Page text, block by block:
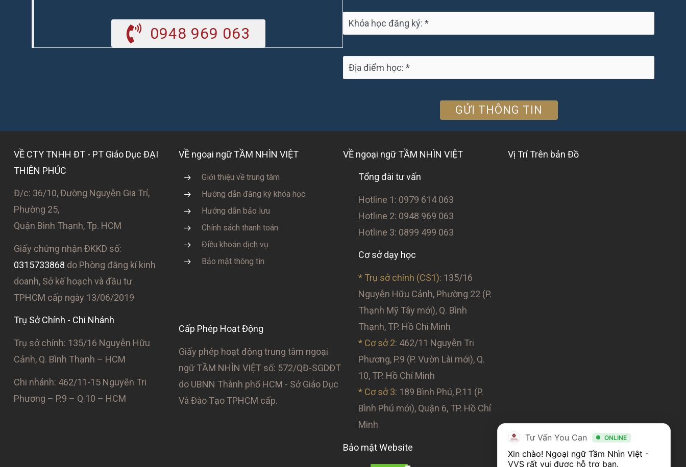
0948 969 063
VỀ CTY TNHH ĐT - PT Giáo Dục ĐẠI
THIÊN PHÚC
Đ/c: 36/10, Đường Nguyễn Gia Trí,
Phường 25,
Quận Bình Thạnh, Tp. HCM
Giấy chứng nhận ĐKKD số:
0315733868 do Phòng đăng kí kinh
doanh, Sở kế hoạch và đầu tư
TPHCM cấp ngày 13/06/2019
Trụ Sở Chính - Chi Nhánh
Trụ sở chính: 135/16 Nguyễn Hữu
Cảnh, Q. Bình Thạnh – HCM
Chi nhánh: 462/11-15 Nguyễn Tri
Phương – P.9 – Q.10 – HCM
VỀ ngoại ngữ TẦM NHÌN VIỆT
Giới thiệu về trung tâm
Hướng dẫn đăng ký khóa học
Hướng dẫn bảo lưu
Chính sách thanh toán
Điều khoản dịch vụ
Bảo mật thông tin
Cấp Phép Hoạt Động
Giấy phép hoạt động trung tâm ngoại
ngữ TẦM NHÌN VIỆT số: 572/QĐ-SGDĐT
do UBNN Thành phố HCM - Sở Giáo Dục
Và Đào Tạo TPHCM cấp.
VỀ ngoại ngữ TẦM NHÌN VIỆT
Tổng đài tư vấn
Hotline 1: 0979 614 063
Hotline 2: 0948 969 063
Hotline 3: 0899 499 063
Cơ sở dạy học
* Trụ sở chính (CS1): 135/16
Nguyễn Hữu Cảnh, Phường 22 (P.
Thạnh Mỹ Tây mới), Q. Bình
Thạnh, TP. Hồ Chí Minh
* Cơ sở 2: 462/11 Nguyễn Tri
Phương, P.9 (P. Vườn Lài mới), Q.
10, TP. Hồ Chí Minh
* Cơ sở 3: 189 Bình Phú, P.11 (P.
Bình Phú mới), Quận 6, TP. Hồ Chí
Minh
Bảo mật Website
Vị Trí Trên bản Đồ
Tư Vấn You Can ONLINE
Xin chào! Ngoại ngữ Tầm Nhìn Việt -
VVS rất vui được hỗ trợ bạn.